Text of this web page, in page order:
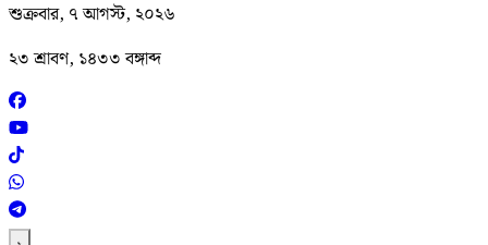
শুক্রবার, ৭ আগস্ট, ২০২৬
২৩ শ্রাবণ, ১৪৩৩ বঙ্গাব্দ